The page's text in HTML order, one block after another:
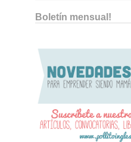
Boletín mensual!